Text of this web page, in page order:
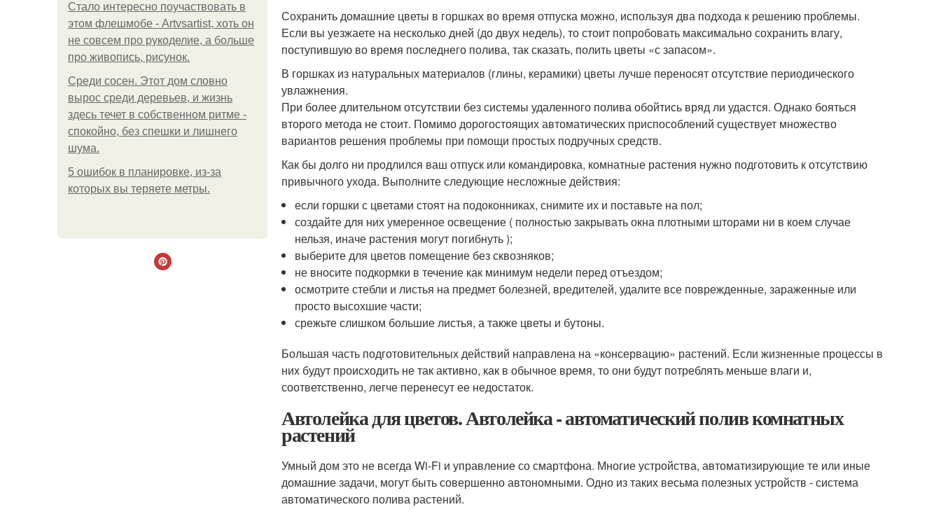
Стало интересно поучаствовать в
этом флешмобе - Artvsartist, хоть он
не совсем про рукоделие, а больше
про живопись, рисунок.
Среди сосен. Этот дом словно
вырос среди деревьев, и жизнь
здесь течет в собственном ритме -
спокойно, без спешки и лишнего
шума.
5 ошибок в планировке, из-за
которых вы теряете метры.
Сохранить домашние цветы в горшках во время отпуска можно, используя два подхода к решению проблемы.
Если вы уезжаете на несколько дней (до двух недель), то стоит попробовать максимально сохранить влагу,
поступившую во время последнего полива, так сказать, полить цветы «с запасом».
В горшках из натуральных материалов (глины, керамики) цветы лучше переносят отсутствие периодического
увлажнения.
При более длительном отсутствии без системы удаленного полива обойтись вряд ли удастся. Однако бояться
второго метода не стоит. Помимо дорогостоящих автоматических приспособлений существует множество
вариантов решения проблемы при помощи простых подручных средств.
Как бы долго ни продлился ваш отпуск или командировка, комнатные растения нужно подготовить к отсутствию
привычного ухода. Выполните следующие несложные действия:
если горшки с цветами стоят на подоконниках, снимите их и поставьте на пол;
создайте для них умеренное освещение ( полностью закрывать окна плотными шторами ни в коем случае
нельзя, иначе растения могут погибнуть );
выберите для цветов помещение без сквозняков;
не вносите подкормки в течение как минимум недели перед отъездом;
осмотрите стебли и листья на предмет болезней, вредителей, удалите все поврежденные, зараженные или
просто высохшие части;
срежьте слишком большие листья, а также цветы и бутоны.
Большая часть подготовительных действий направлена на «консервацию» растений. Если жизненные процессы в
них будут происходить не так активно, как в обычное время, то они будут потреблять меньше влаги и,
соответственно, легче перенесут ее недостаток.
Автолейка для цветов. Автолейка - автоматический полив комнатных
растений
Умный дом это не всегда Wi-Fi и управление со смартфона. Многие устройства, автоматизирующие те или иные
домашние задачи, могут быть совершенно автономными. Одно из таких весьма полезных устройств - система
автоматического полива растений.